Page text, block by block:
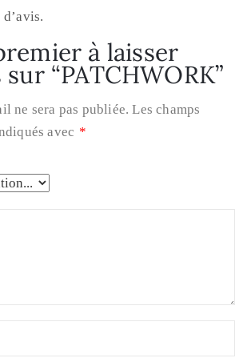
à laisser
“PATCHWORK”
ne sera pas publiée. Les champs
avec *